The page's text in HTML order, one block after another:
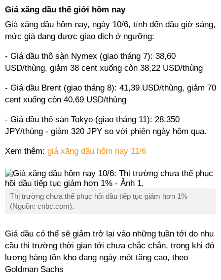
Giá xăng dầu thế giới hôm nay
Giá xăng dầu hôm nay, ngày 10/6, tính đến đầu giờ sáng,
mức giá đang được giao dịch ở ngưỡng:
- Giá dầu thô sàn Nymex (giao tháng 7): 38,60
USD/thùng, giảm 38 cent xuống còn 38,22 USD/thùng
- Giá dầu Brent (giao tháng 8): 41,39 USD/thùng, giảm 70
cent xuống còn 40,69 USD/thùng
- Giá dầu thô sàn Tokyo (giao tháng 11): 28.350
JPY/thùng - giảm 320 JPY so với phiên ngày hôm qua.
Xem thêm: giá xăng dầu hôm nay 11/6
Thị trường chưa thể phục hồi dầu tiếp tục giảm hơn 1%
(Nguồn: cnbc.com).
Giá dầu có thể sẽ giảm trở lại vào những tuần tới do nhu
cầu thị trường thời gian tới chưa chắc chắn, trong khi đó
lượng hàng tồn kho đang ngày một tăng cao, theo
Goldman Sachs